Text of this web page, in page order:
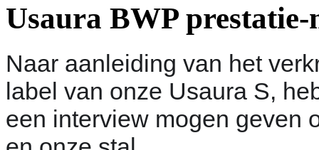
Usaura BWP
Naar aanleiding van het
label van onze Usaura S,
een interview mogen geven